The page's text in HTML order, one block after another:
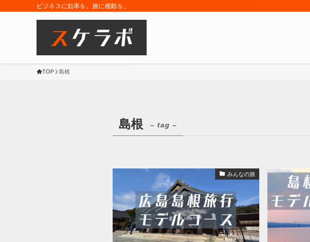
ビジネスに効率を。旅に感動を。
TOP 島根
島根 – tag –
みんなの旅